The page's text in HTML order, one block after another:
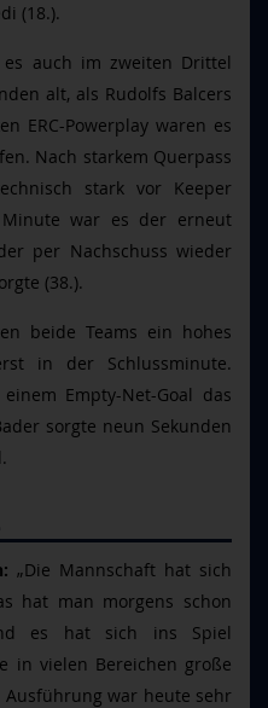
(18.).
auch im zweiten Drittel
alt, als Rudolfs Balcers
ERC-Powerplay waren es
Nach starkem Querpass
stark vor Keeper
war es der erneut
per Nachschuss wieder
(38.).
beide Teams ein hohes
in der Schlussminute.
Empty-Net-Goal das
sorgte neun Sekunden
„Die Mannschaft hat sich
hat man morgens schon
es hat sich ins Spiel
in vielen Bereichen große
war heute sehr